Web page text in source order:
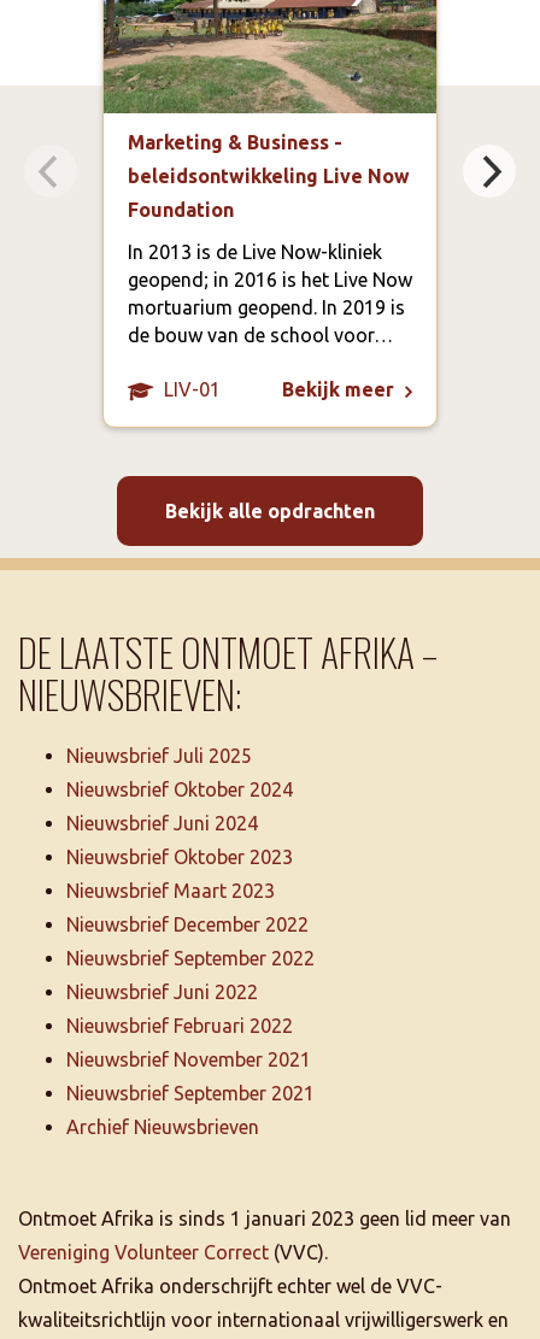
Marketing & Business -
beleidsontwikkeling Live Now
Foundation
In 2013 is de Live Now-kliniek
geopend; in 2016 is het Live Now
mortuarium geopend. In 2019 is
de bouw van de school voor…
LIV-01 Bekijk meer
Bekijk alle opdrachten
DE LAATSTE ONTMOET AFRIKA –
NIEUWSBRIEVEN:
Nieuwsbrief Juli 2025
Nieuwsbrief Oktober 2024
Nieuwsbrief Juni 2024
Nieuwsbrief Oktober 2023
Nieuwsbrief Maart 2023
Nieuwsbrief December 2022
Nieuwsbrief September 2022
Nieuwsbrief Juni 2022
Nieuwsbrief Februari 2022
Nieuwsbrief November 2021
Nieuwsbrief September 2021
Archief Nieuwsbrieven
Ontmoet Afrika is sinds 1 januari 2023 geen lid meer van
Vereniging Volunteer Correct (VVC).
Ontmoet Afrika onderschrijft echter wel de VVC-
kwaliteitsrichtlijn voor internationaal vrijwilligerswerk en